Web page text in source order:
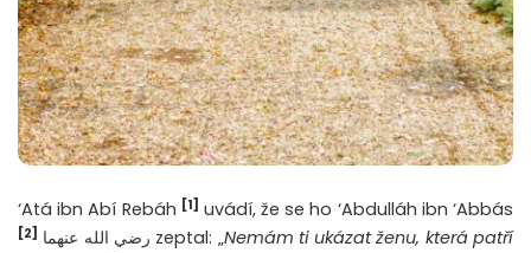
‘Atá ibn Abí Rebáh [1] uvádí, že se ho ‘Abdulláh ibn ‘Abbás
[2] رضي الله عنهما zeptal: „Nemám ti ukázat ženu, která patří